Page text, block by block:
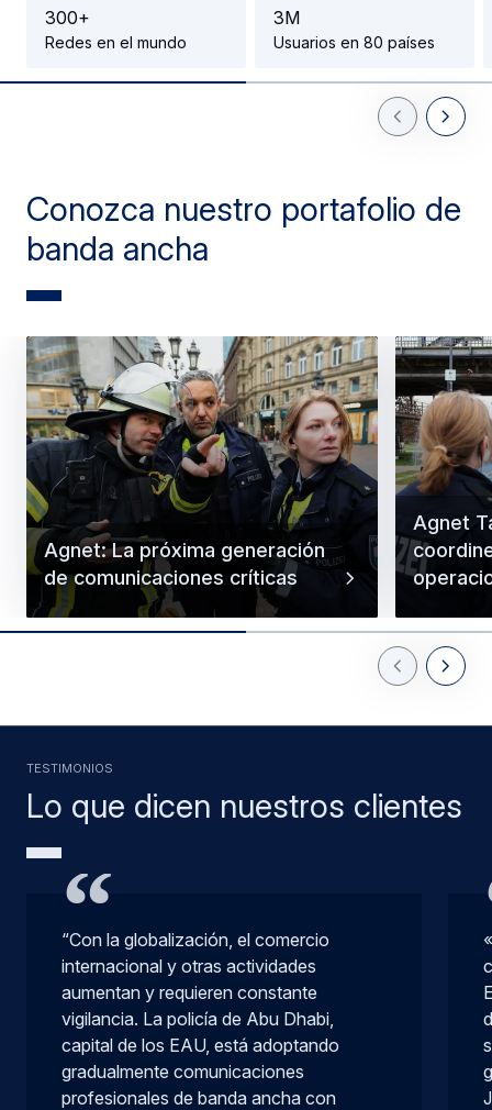
300+
Redes en el mundo
3M
Usuarios en 80 países
PreviousNext
Conozca nuestro portafolio de
banda ancha
Agnet: La próxima generación
de comunicaciones críticas
Agnet
PreviousNext
Lo que dicen nuestros clientes
TESTIMONIOS
“Con la globalización, el comercio
internacional y otras actividades
aumentan y requieren constante
vigilancia. La policía de Abu Dhabi,
capital de los EAU, está adoptando
gradualmente comunicaciones
profesionales de banda ancha con